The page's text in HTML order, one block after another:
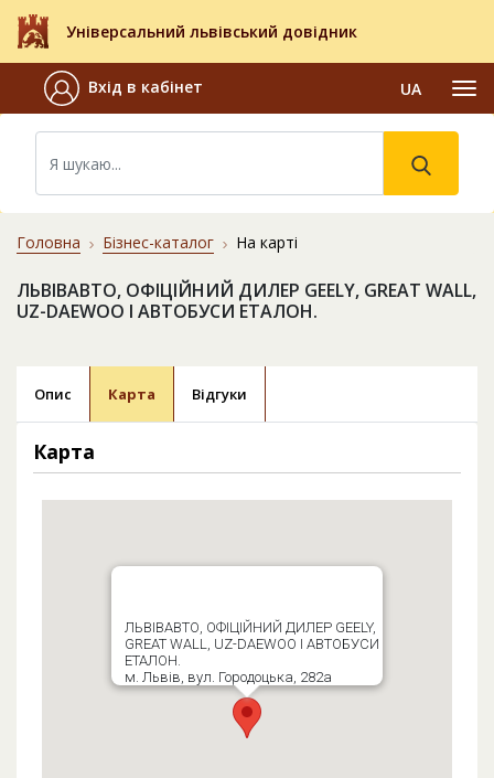
Універсальний львівський довідник
Вхід в кабінет UA
Головна Бізнес-каталог На карті
ЛЬВІВАВТО, ОФІЦІЙНИЙ ДИЛЕР GEELY, GREAT WALL,
UZ-DAEWOO І АВТОБУСИ ЕТАЛОН.
Опис Карта Відгуки
Карта
ЛЬВІВАВТО, ОФІЦІЙНИЙ ДИЛЕР GEELY,
GREAT WALL, UZ-DAEWOO І АВТОБУСИ
ЕТАЛОН.
м. Львів, вул. Городоцька, 282а